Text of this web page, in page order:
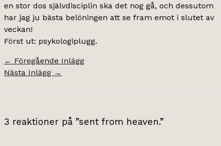
en stor dos självdisciplin ska det nog gå, och dessutom
har jag ju bästa belöningen att se fram emot i slutet av
veckan!
Först ut: psykologiplugg.
← Föregående Inlägg
Nästa Inlägg →
3 reaktioner på ”sent from heaven.”